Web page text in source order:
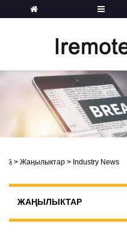
Үй > Жаңылыктар > Industry News
ЖАҢЫЛЫКТАР